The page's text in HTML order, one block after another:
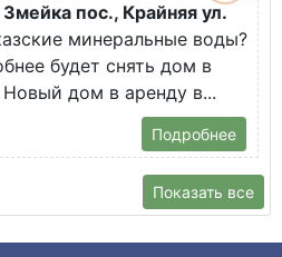
пос., Крайняя ул.
минеральные воды?
будет снять дом в
дом в аренду в...
Подробнее
Показать все